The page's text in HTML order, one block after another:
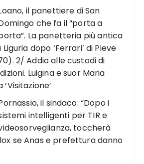
il panettiere di San
che fa il “porta a
La panetteria più antica
Liguria dopo ‘Ferrari’ di Pieve
2/ Addio alle custodi di
Luigina e suor Maria
il sindaco: “Dopo i
intelligenti per TIR e
toccherà
se Anas e prefettura danno